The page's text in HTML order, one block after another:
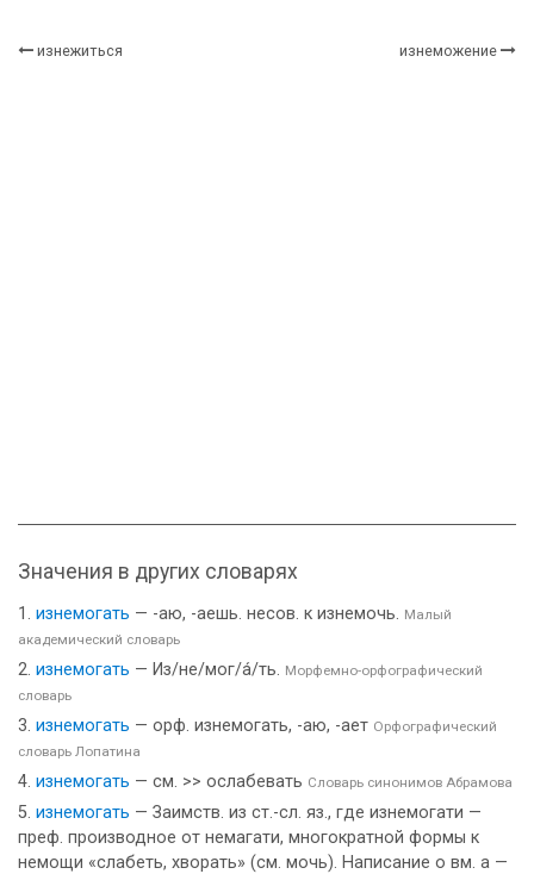
изнежиться изнеможение
Значения в других словарях
изнемогать — -аю, -аешь. несов. к изнемочь. Малый
академический словарь
изнемогать — Из/не/мог/а́/ть. Морфемно-орфографический
словарь
изнемогать — орф. изнемогать, -аю, -ает Орфографический
словарь Лопатина
изнемогать — см. >> ослабевать Словарь синонимов Абрамова
изнемогать — Заимств. из ст.-сл. яз., где изнемогати —
преф. производное от немагати, многократной формы к
немощи «слабеть, хворать» (см. мочь). Написание о вм. а —